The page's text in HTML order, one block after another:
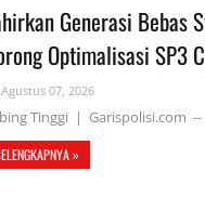
Generasi Bebas
Optimalisasi SP3
Agustus 07, 2026
Tinggi | Garispolisi.com --
»